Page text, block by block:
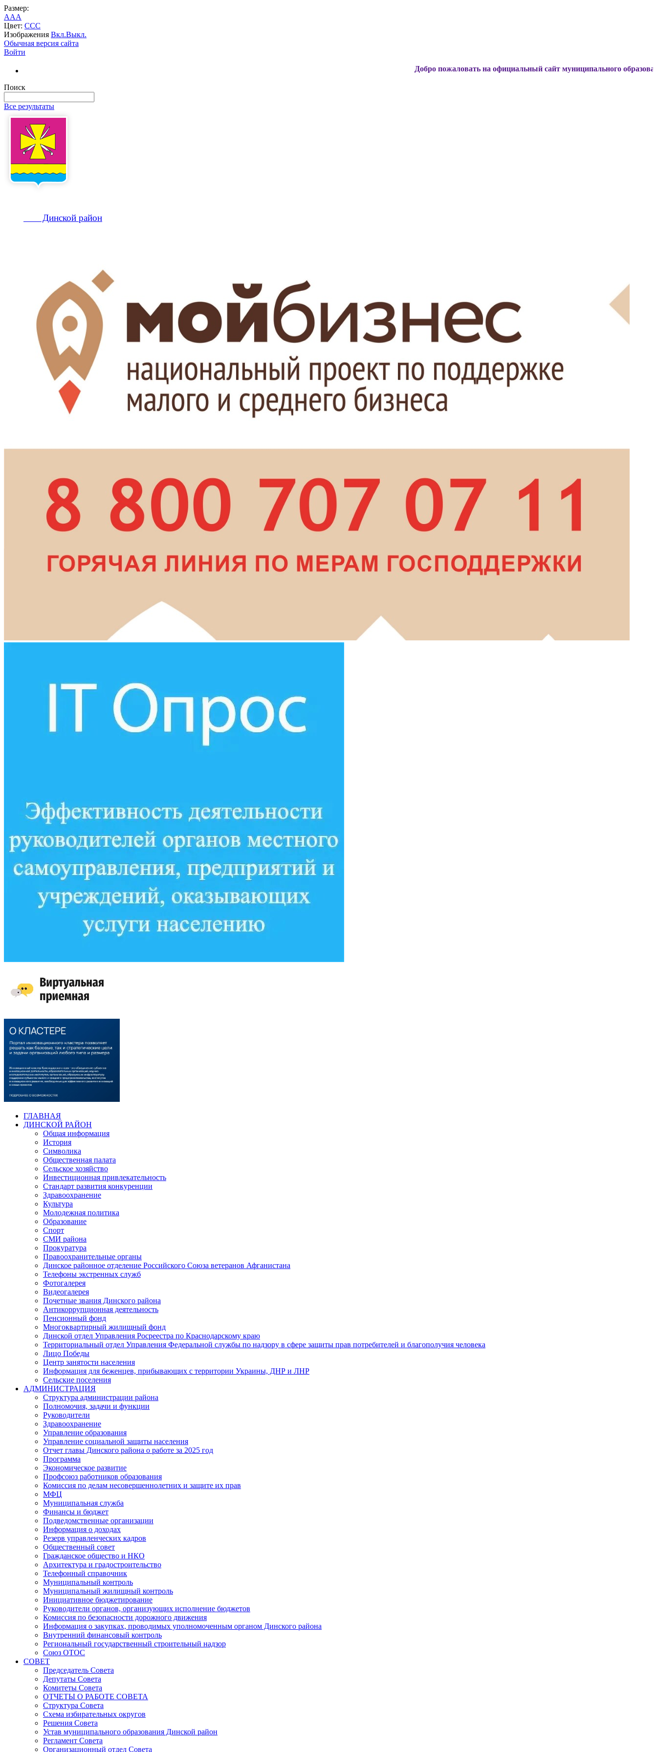
Размер:
AAA
Цвет: CCC
Изображения Вкл.Выкл.
Обычная версия сайта
Войти
Добро пожаловать на официальный сайт муниципального образования
Поиск
Все результаты
Динской район
ГЛАВНАЯ
ДИНСКОЙ РАЙОН
Общая информация
История
Символика
Общественная палата
Сельское хозяйство
Инвестиционная привлекательность
Стандарт развития конкуренции
Здравоохранение
Культура
Молодежная политика
Образование
Спорт
СМИ района
Прокуратура
Правоохранительные органы
Динское районное отделение Российского Союза ветеранов Афганистана
Телефоны экстренных служб
Фотогалерея
Видеогалерея
Почетные звания Динского района
Антикоррупционная деятельность
Пенсионный фонд
Многоквартирный жилищный фонд
Динской отдел Управления Росреестра по Краснодарскому краю
Территориальный отдел Управления Федеральной службы по надзору в сфере защиты прав потребителей и благополучия человека
Лицо Победы
Центр занятости населения
Информация для беженцев, прибывающих с территории Украины, ДНР и ЛНР
Сельские поселения
АДМИНИСТРАЦИЯ
Структура администрации района
Полномочия, задачи и функции
Руководители
Здравоохранение
Управление образования
Управление социальной защиты населения
Отчет главы Динского района о работе за 2025 год
Программа
Экономическое развитие
Профсоюз работников образования
Комиссия по делам несовершеннолетних и защите их прав
МФЦ
Муниципальная служба
Финансы и бюджет
Подведомственные организации
Информация о доходах
Резерв управленческих кадров
Общественный совет
Гражданское общество и НКО
Архитектура и градостроительство
Телефонный справочник
Муниципальный контроль
Муниципальный жилищный контроль
Инициативное бюджетирование
Руководители органов, организующих исполнение бюджетов
Комиссия по безопасности дорожного движения
Информация о закупках, проводимых уполномоченным органом Динского района
Внутренний финансовый контроль
Региональный государственный строительный надзор
Союз ОТОС
СОВЕТ
Председатель Совета
Депутаты Совета
Комитеты Совета
ОТЧЕТЫ О РАБОТЕ СОВЕТА
Структура Совета
Схема избирательных округов
Решения Совета
Устав муниципального образования Динской район
Регламент Совета
Организационный отдел Совета